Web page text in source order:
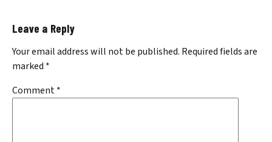
Leave a Reply
Your email address will not be published. Required fields are
marked *
Comment*